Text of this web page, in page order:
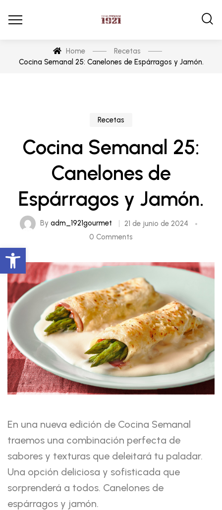
Abrir barra de herramientas
Home
Recetas
Cocina Semanal 25: Canelones de Espárragos y Jamón.
Recetas
Cocina Semanal 25:
Canelones de
Espárragos y Jamón.
By adm_1921gourmet
21 de junio de 2024
0 Comments
En una nueva edición de Cocina Semanal
traemos una combinación perfecta de
sabores y texturas que deleitará tu paladar.
Una opción deliciosa y sofisticada que
sorprenderá a todos. Canelones de
espárragos y jamón.